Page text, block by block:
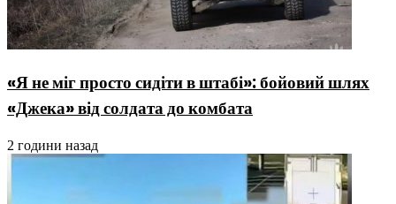
«Я не міг просто сидіти в штабі»: бойовий шлях
«Джека» від солдата до комбата
2 години назад